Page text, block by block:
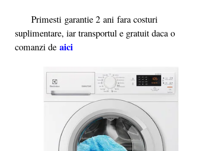
Primesti garantie 2 ani fara costuri
suplimentare, iar transportul e gratuit daca o
comanzi de aici